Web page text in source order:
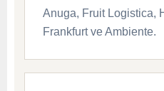
Anuga, Fruit Logistica,
Frankfurt ve Ambiente.